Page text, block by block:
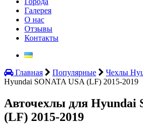
Галерея
О нас
Отзывы
Контакты
Главная Популярные Чехлы
Hyundai SONATA USA (LF) 2015-2019
Авточехлы для Hyundai
(LF) 2015-2019